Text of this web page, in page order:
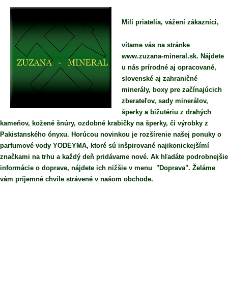
Milí priatelia, vážení zákazníci,
vítame vás na stránke
www.zuzana-mineral.sk. Nájdete
u nás prírodné aj opracované,
slovenské aj zahraničné
minerály, boxy pre začínajúcich
zberateľov, sady minerálov,
šperky a bižutériu z drahých
kameňov, kožené šnúry, ozdobné krabičky na šperky, či výrobky z
Pakistanského ónyxu. Horúcou novinkou je rozšírenie našej ponuky o
parfumové vody YODEYMA, ktoré sú inšpirované najikonickejšímí
značkami na trhu a každý deň pridávame nové. Ak hľadáte podrobnejšie
informácie o doprave, nájdete ich nižšie v menu "Doprava". Želáme
vám príjemné chvíle strávené v našom obchode.